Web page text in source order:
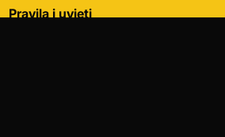
Pravila i uvjeti